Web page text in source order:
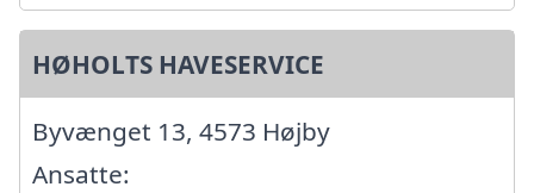
HØHOLTS HAVESERVICE
Byvænget 13, 4573 Højby
Ansatte: